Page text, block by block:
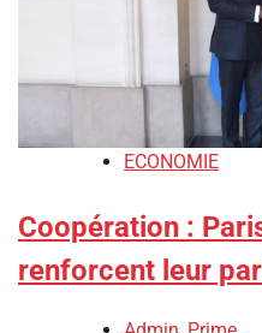
ECONOMIE
Coopération :
renforcent leur